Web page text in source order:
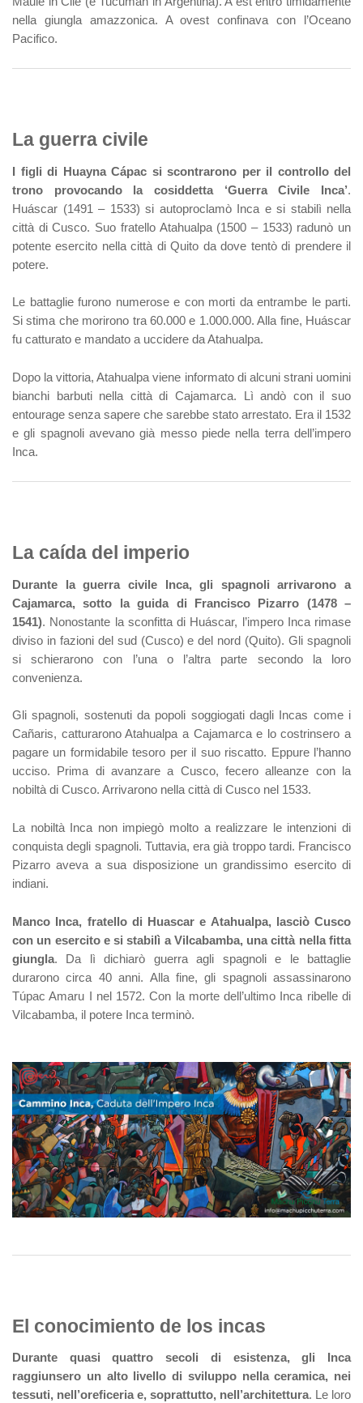
nella giungla amazzonica. A ovest confinava con l’Oceano
Pacifico.
La guerra civile
I figli di Huayna Cápac si scontrarono per il controllo del
trono provocando la cosiddetta ‘Guerra Civile Inca’.
Huáscar (1491 – 1533) si autoproclamò Inca e si stabilì nella
città di Cusco. Suo fratello Atahualpa (1500 – 1533) radunò un
potente esercito nella città di Quito da dove tentò di prendere il
potere.
Le battaglie furono numerose e con morti da entrambe le parti.
Si stima che morirono tra 60.000 e 1.000.000. Alla fine, Huáscar
fu catturato e mandato a uccidere da Atahualpa.
Dopo la vittoria, Atahualpa viene informato di alcuni strani uomini
bianchi barbuti nella città di Cajamarca. Lì andò con il suo
entourage senza sapere che sarebbe stato arrestato. Era il 1532
e gli spagnoli avevano già messo piede nella terra dell’impero
Inca.
La caída del imperio
Durante la guerra civile Inca, gli spagnoli arrivarono a
Cajamarca, sotto la guida di Francisco Pizarro (1478 –
1541). Nonostante la sconfitta di Huáscar, l’impero Inca rimase
diviso in fazioni del sud (Cusco) e del nord (Quito). Gli spagnoli
si schierarono con l’una o l’altra parte secondo la loro
convenienza.
Gli spagnoli, sostenuti da popoli soggiogati dagli Incas come i
Cañaris, catturarono Atahualpa a Cajamarca e lo costrinsero a
pagare un formidabile tesoro per il suo riscatto. Eppure l’hanno
ucciso. Prima di avanzare a Cusco, fecero alleanze con la
nobiltà di Cusco. Arrivarono nella città di Cusco nel 1533.
La nobiltà Inca non impiegò molto a realizzare le intenzioni di
conquista degli spagnoli. Tuttavia, era già troppo tardi. Francisco
Pizarro aveva a sua disposizione un grandissimo esercito di
indiani.
Manco Inca, fratello di Huascar e Atahualpa, lasciò Cusco
con un esercito e si stabilì a Vilcabamba, una città nella fitta
giungla. Da lì dichiarò guerra agli spagnoli e le battaglie
durarono circa 40 anni. Alla fine, gli spagnoli assassinarono
Túpac Amaru I nel 1572. Con la morte dell’ultimo Inca ribelle di
Vilcabamba, il potere Inca terminò.
El conocimiento de los incas
Durante quasi quattro secoli di esistenza, gli Inca
raggiunsero un alto livello di sviluppo nella ceramica, nei
tessuti, nell’oreficeria e, soprattutto, nell’architettura. Le loro